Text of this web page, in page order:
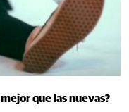
que las nuevas?